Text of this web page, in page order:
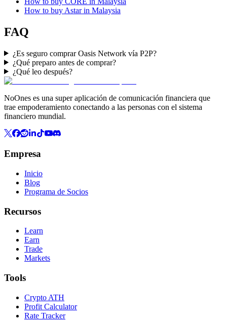
How to buy Astar in Malaysia
FAQ
¿Es seguro comprar Oasis Network vía P2P?
¿Qué preparo antes de comprar?
¿Qué leo después?
NoOnes es una super aplicación de comunicación financiera que
trae empoderamiento conectando a las personas con el sistema
financiero mundial.
Empresa
Inicio
Blog
Programa de Socios
Recursos
Learn
Earn
Trade
Markets
Tools
Crypto ATH
Profit Calculator
Rate Tracker